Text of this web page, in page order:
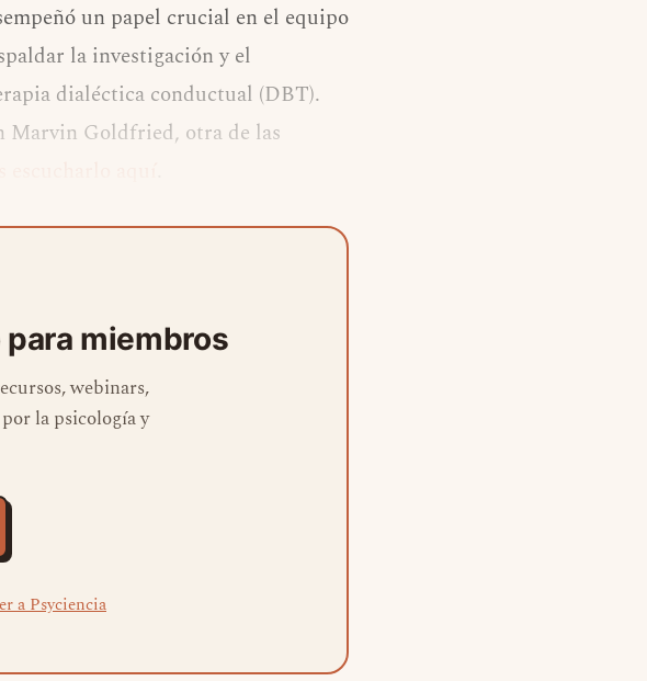
un papel crucial en el equipo
la investigación y el
dialéctica conductual (DBT).
Marvin Goldfried, otra de las
miembros
webinars,
la psicología y
a Psyciencia